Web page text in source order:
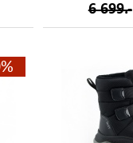
6 699.-